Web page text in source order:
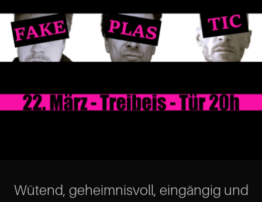
Wütend, geheimnisvoll, eingängig und